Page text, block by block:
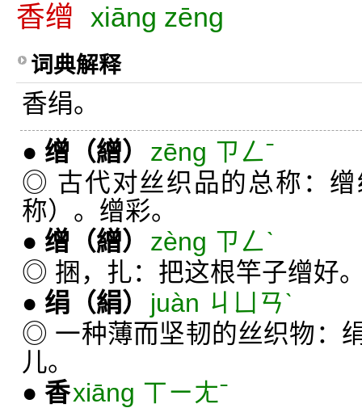
香缯 xiāng zēng
词典解释
香绢。
● 缯 （繒）
zēng ㄗㄥˉ
◎ 古代对丝织品的总称：
称）。缯彩。
● 缯 （繒）
zèng ㄗㄥˋ
◎ 捆，扎：把这根竿子缯好
● 绢 （絹）
juàn ㄐㄩㄢˋ
◎ 一种薄而坚韧的丝织物：
儿。
● 香xiāng ㄒㄧㄤˉ